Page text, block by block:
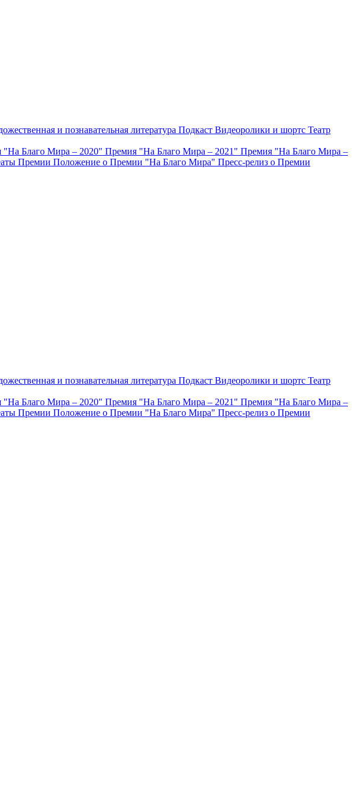
и познавательная литература Подкаст Видеоролики и шортс Театр
"На Благо Мира – 2020" Премия "На Благо Мира – 2021" Премия "На Благо Мира –
Премии Положение о Премии "На Благо Мира" Пресс-релиз о Премии
и познавательная литература Подкаст Видеоролики и шортс Театр
"На Благо Мира – 2020" Премия "На Благо Мира – 2021" Премия "На Благо Мира –
Премии Положение о Премии "На Благо Мира" Пресс-релиз о Премии